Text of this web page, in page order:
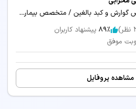
و بالغین قم
و بالغین بیرجند
و بالغین اردبیل
و بالغین ایلام
و بالغین زنجان
و بالغین سمنان
فوق تخصص گوارش و کبد بالغین / متخصص بیماری‌های داخلی
نظر) 89٪ پیشنهاد کاربران
موفق
مشاهده پروفایل